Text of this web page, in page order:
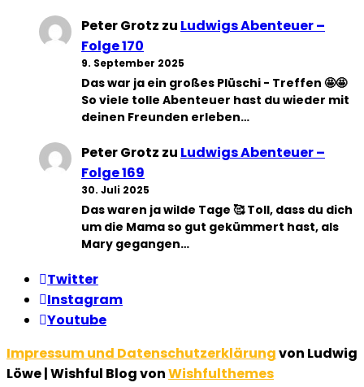
Peter Grotz zu Ludwigs Abenteuer –
Folge 170
9. September 2025
Das war ja ein großes Plüschi - Treffen 🤩🤩
So viele tolle Abenteuer hast du wieder mit
deinen Freunden erleben…
Peter Grotz zu Ludwigs Abenteuer –
Folge 169
30. Juli 2025
Das waren ja wilde Tage 🥰 Toll, dass du dich
um die Mama so gut gekümmert hast, als
Mary gegangen…
Twitter
Instagram
Youtube
Impressum und Datenschutzerklärungvon Ludwig
Löwe | Wishful Blog vonWishfulthemes